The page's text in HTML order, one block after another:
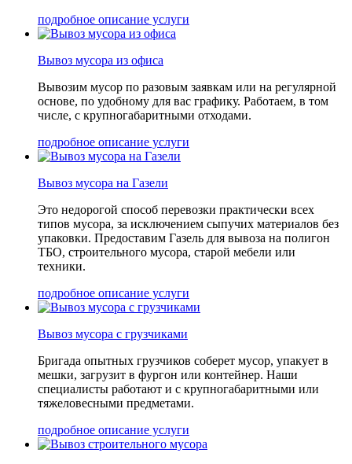
подробное описание услуги
Вывоз мусора из офиса
Вывозим мусор по разовым заявкам или на регулярной
основе, по удобному для вас графику. Работаем, в том
числе, с крупногабаритными отходами.
подробное описание услуги
Вывоз мусора на Газели
Это недорогой способ перевозки практически всех
типов мусора, за исключением сыпучих материалов без
упаковки. Предоставим Газель для вывоза на полигон
ТБО, строительного мусора, старой мебели или
техники.
подробное описание услуги
Вывоз мусора с грузчиками
Бригада опытных грузчиков соберет мусор, упакует в
мешки, загрузит в фургон или контейнер. Наши
специалисты работают и с крупногабаритными или
тяжеловесными предметами.
подробное описание услуги